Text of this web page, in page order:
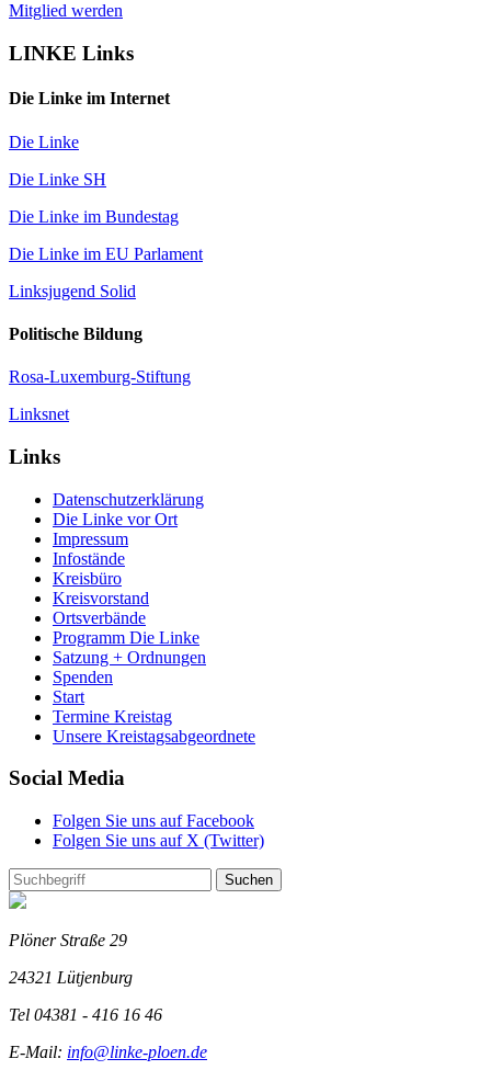
Mitglied werden
LINKE Links
Die Linke im Internet
Die Linke
Die Linke SH
Die Linke im Bundestag
Die Linke im EU Parlament
Linksjugend Solid
Politische Bildung
Rosa-Luxemburg-Stiftung
Linksnet
Links
Datenschutzerklärung
Die Linke vor Ort
Impressum
Infostände
Kreisbüro
Kreisvorstand
Ortsverbände
Programm Die Linke
Satzung + Ordnungen
Spenden
Start
Termine Kreistag
Unsere Kreistagsabgeordnete
Social Media
Folgen Sie uns auf Facebook
Folgen Sie uns auf X (Twitter)
Suchen
Plöner Straße 29
24321 Lütjenburg
Tel 04381 - 416 16 46
E-Mail: info@linke-ploen.de